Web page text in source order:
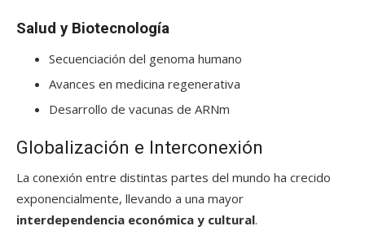
Salud y Biotecnología
Secuenciación del genoma humano
Avances en medicina regenerativa
Desarrollo de vacunas de ARNm
Globalización e Interconexión
La conexión entre distintas partes del mundo ha crecido
exponencialmente, llevando a una mayor
interdependencia económica y cultural.